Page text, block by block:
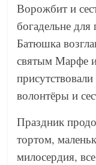
Ворожбит и
богадельне
Батюшка
святым Марфе
волонтёры и
Праздник
тортом,
милосердия,